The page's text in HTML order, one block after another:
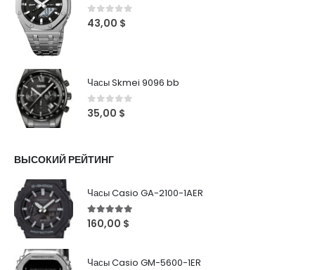
0 out of 5
43,00 $
Часы Skmei 9096 bb
0out of 5
35,00 $
ВЫСОКИЙ РЕЙТИНГ
Часы Casio GA-2100-1AER
5out of 5
160,00 $
Часы Casio GM-5600-1ER